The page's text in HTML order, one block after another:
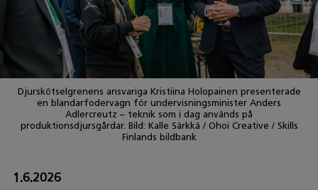
Djurskötselgrenens ansvariga Kristiina Holopainen presenterade
en blandarfodervagn för undervisningsminister Anders
Adlercreutz – teknik som i dag används på
produktionsdjursgårdar. Bild: Kalle Särkkä / Ohoi Creative / Skills
Finlands bildbank
1.6.2026